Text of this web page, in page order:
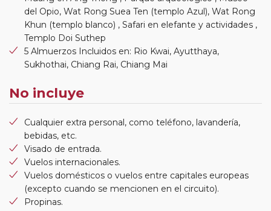
del Opio, Wat Rong Suea Ten (templo Azul), Wat Rong
Khun (templo blanco) , Safari en elefante y actividades ,
Templo Doi Suthep
5 Almuerzos Incluidos en: Rio Kwai, Ayutthaya,
Sukhothai, Chiang Rai, Chiang Mai
No incluye
Cualquier extra personal, como teléfono, lavandería,
bebidas, etc.
Visado de entrada.
Vuelos internacionales.
Vuelos domésticos o vuelos entre capitales europeas
(excepto cuando se mencionen en el circuito).
Propinas.